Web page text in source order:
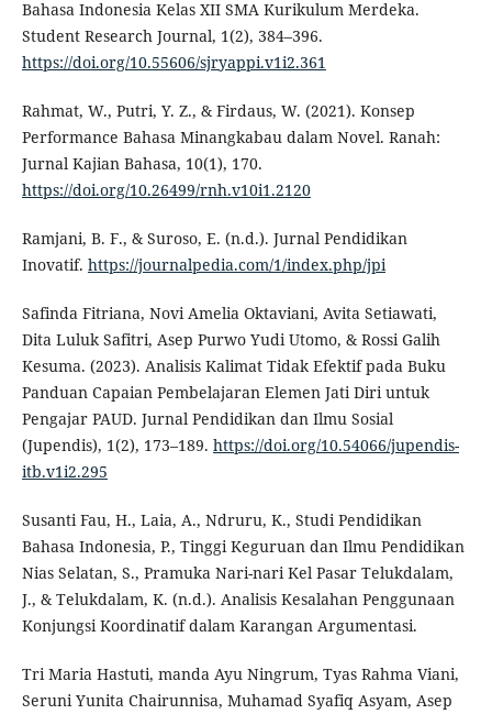
Bahasa Indonesia Kelas XII SMA Kurikulum Merdeka.
Student Research Journal, 1(2), 384–396.
https://doi.org/10.55606/sjryappi.v1i2.361
Rahmat, W., Putri, Y. Z., & Firdaus, W. (2021). Konsep
Performance Bahasa Minangkabau dalam Novel. Ranah:
Jurnal Kajian Bahasa, 10(1), 170.
https://doi.org/10.26499/rnh.v10i1.2120
Ramjani, B. F., & Suroso, E. (n.d.). Jurnal Pendidikan
Inovatif. https://journalpedia.com/1/index.php/jpi
Safinda Fitriana, Novi Amelia Oktaviani, Avita Setiawati,
Dita Luluk Safitri, Asep Purwo Yudi Utomo, & Rossi Galih
Kesuma. (2023). Analisis Kalimat Tidak Efektif pada Buku
Panduan Capaian Pembelajaran Elemen Jati Diri untuk
Pengajar PAUD. Jurnal Pendidikan dan Ilmu Sosial
(Jupendis), 1(2), 173–189. https://doi.org/10.54066/jupendis-
itb.v1i2.295
Susanti Fau, H., Laia, A., Ndruru, K., Studi Pendidikan
Bahasa Indonesia, P., Tinggi Keguruan dan Ilmu Pendidikan
Nias Selatan, S., Pramuka Nari-nari Kel Pasar Telukdalam,
J., & Telukdalam, K. (n.d.). Analisis Kesalahan Penggunaan
Konjungsi Koordinatif dalam Karangan Argumentasi.
Tri Maria Hastuti, manda Ayu Ningrum, Tyas Rahma Viani,
Seruni Yunita Chairunnisa, Muhamad Syafiq Asyam, Asep